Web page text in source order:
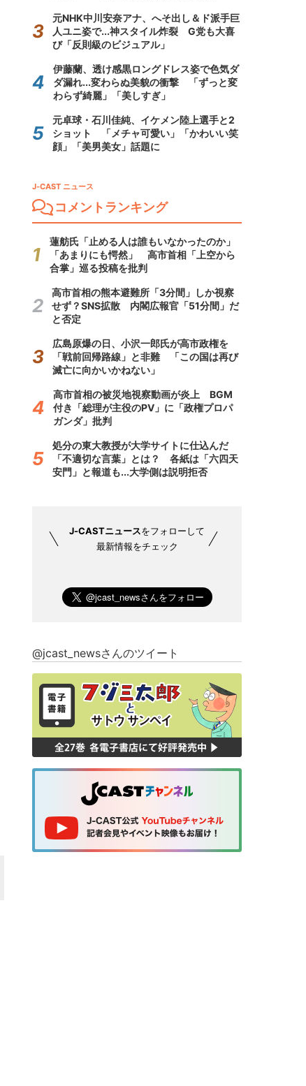
元NHK中川安奈アナ、へそ出し＆ド派手巨
人ユニ姿で...神スタイル炸裂 G党も大喜
び「反則級のビジュアル」
伊藤蘭、透け感黒ロングドレス姿で色気ダ
ダ漏れ...変わらぬ美貌の衝撃 「ずっと変
わらず綺麗」「美しすぎ」
元卓球・石川佳純、イケメン陸上選手と2
ショット 「メチャ可愛い」「かわいい笑
顔」「美男美女」話題に
J-CAST ニュース
コメントランキング
蓮舫氏「止める人は誰もいなかったのか」
「あまりにも愕然」 高市首相「上空から
合掌」巡る投稿を批判
高市首相の熊本避難所「3分間」しか視察
せず？SNS拡散 内閣広報官「51分間」だ
と否定
広島原爆の日、小沢一郎氏が高市政権を
「戦前回帰路線」と非難 「この国は再び
滅亡に向かいかねない」
高市首相の被災地視察動画が炎上 BGM
付き「総理が主役のPV」に「政権プロパ
ガンダ」批判
処分の東大教授が大学サイトに仕込んだ
「不適切な言葉」とは？ 各紙は「六四天
安門」と報道も...大学側は説明拒否
J-CASTニュースをフォローして
最新情報をチェック
@jcast_newsさんのツイート